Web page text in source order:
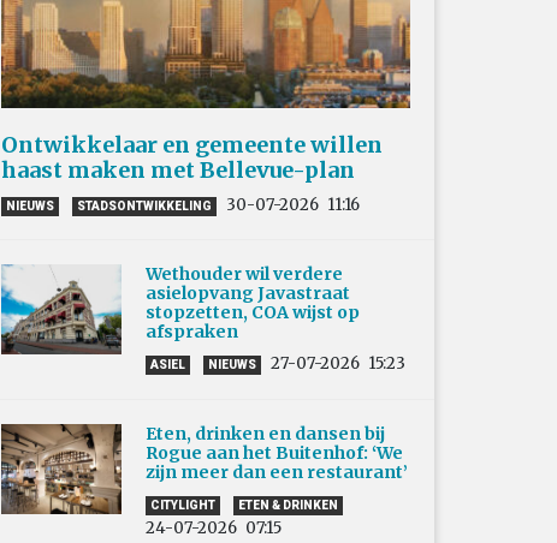
Ontwikkelaar en gemeente willen
haast maken met Bellevue-plan
NIEUWS STADSONTWIKKELING 30-07-2026 11:16
Wethouder wil verdere
asielopvang Javastraat
stopzetten, COA wijst op
afspraken
ASIEL NIEUWS 27-07-2026 15:23
Eten, drinken en dansen bij
Rogue aan het Buitenhof: ‘We
zijn meer dan een restaurant’
CITYLIGHT ETEN & DRINKEN
24-07-2026 07:15